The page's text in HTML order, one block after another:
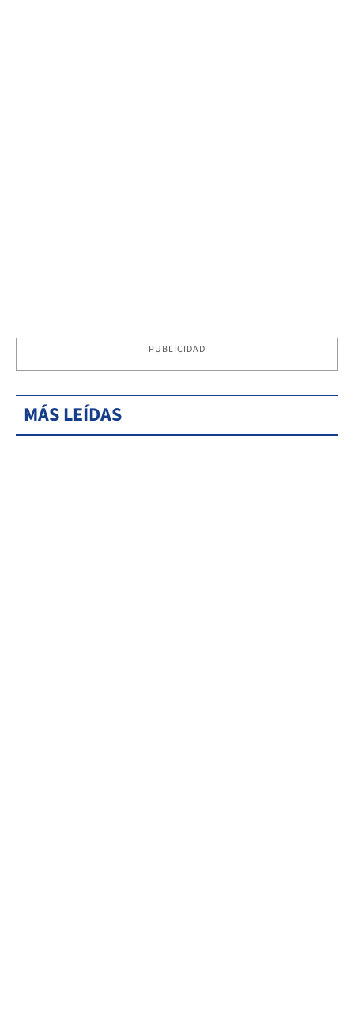
PUBLICIDAD
MÁS LEÍDAS